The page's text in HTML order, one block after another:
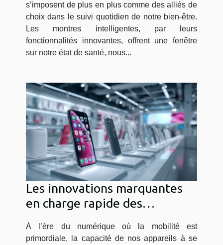
s’imposent de plus en plus comme des alliés de
choix dans le suivi quotidien de notre bien-être.
Les montres intelligentes, par leurs
fonctionnalités innovantes, offrent une fenêtre
sur notre état de santé, nous...
Les innovations marquantes
en charge rapide des
smartphones quelles options
choisir
À l’ère du numérique où la mobilité est
primordiale, la capacité de nos appareils à se